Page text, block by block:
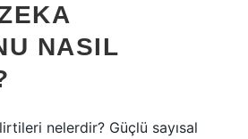
NASIL
nelerdir? Güçlü sayısal